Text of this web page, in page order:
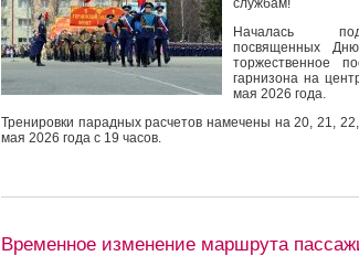
службам!
Началась
посвященных
торжественное
гарнизона на
мая 2026 года.
Тренировки парадных расчетов намечены на 20, 21,
мая 2026 года с 19 часов.
Временное изменение маршрута